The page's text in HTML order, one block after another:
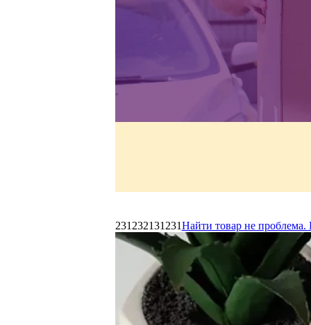
231232131231Найти товар не проблема.